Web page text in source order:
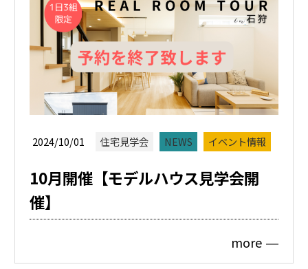
2024/10/01 住宅見学会 NEWS イベント情報
10月開催【モデルハウス見学会開
催】
more